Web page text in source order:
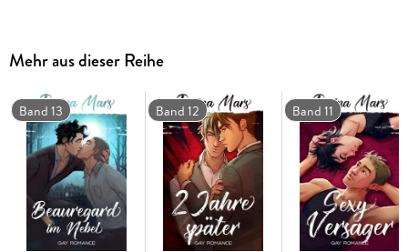
bestimmt nicht in ihn verlieben.
Auf gar keinen Fall.
Mehr aus dieser Reihe
Band 13 Band 12 Band 11